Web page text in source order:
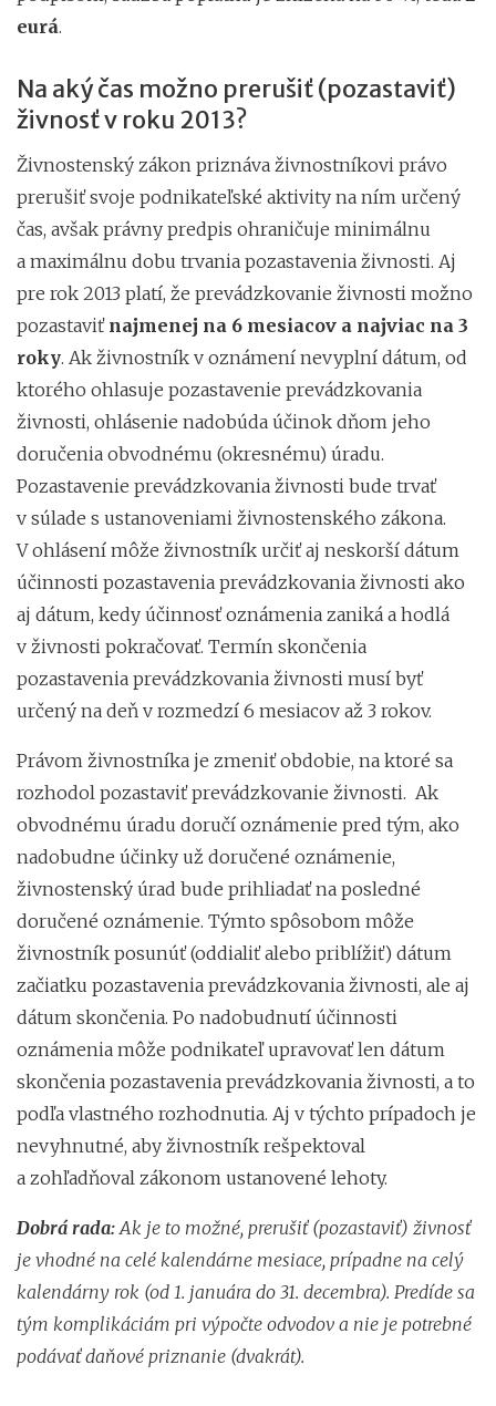
eurá.
Na aký čas možno prerušiť (pozastaviť)
živnosť v roku 2013?
Živnostenský zákon priznáva živnostníkovi právo
prerušiť svoje podnikateľské aktivity na ním určený
čas, avšak právny predpis ohraničuje minimálnu
a maximálnu dobu trvania pozastavenia živnosti. Aj
pre rok 2013 platí, že prevádzkovanie živnosti možno
pozastaviť najmenej na 6 mesiacov a najviac na 3
roky. Ak živnostník v oznámení nevyplní dátum, od
ktorého ohlasuje pozastavenie prevádzkovania
živnosti, ohlásenie nadobúda účinok dňom jeho
doručenia obvodnému (okresnému) úradu.
Pozastavenie prevádzkovania živnosti bude trvať
v súlade s ustanoveniami živnostenského zákona.
V ohlásení môže živnostník určiť aj neskorší dátum
účinnosti pozastavenia prevádzkovania živnosti ako
aj dátum, kedy účinnosť oznámenia zaniká a hodlá
v živnosti pokračovať. Termín skončenia
pozastavenia prevádzkovania živnosti musí byť
určený na deň v rozmedzí 6 mesiacov až 3 rokov.
Právom živnostníka je zmeniť obdobie, na ktoré sa
rozhodol pozastaviť prevádzkovanie živnosti. Ak
obvodnému úradu doručí oznámenie pred tým, ako
nadobudne účinky už doručené oznámenie,
živnostenský úrad bude prihliadať na posledné
doručené oznámenie. Týmto spôsobom môže
živnostník posunúť (oddialiť alebo priblížiť) dátum
začiatku pozastavenia prevádzkovania živnosti, ale aj
dátum skončenia. Po nadobudnutí účinnosti
oznámenia môže podnikateľ upravovať len dátum
skončenia pozastavenia prevádzkovania živnosti, a to
podľa vlastného rozhodnutia. Aj v týchto prípadoch je
nevyhnutné, aby živnostník rešpektoval
a zohľadňoval zákonom ustanovené lehoty.
Dobrá rada: Ak je to možné, prerušiť (pozastaviť) živnosť
je vhodné na celé kalendárne mesiace, prípadne na celý
kalendárny rok (od 1. januára do 31. decembra). Predíde sa
tým komplikáciám pri výpočte odvodov a nie je potrebné
podávať daňové priznanie (dvakrát).